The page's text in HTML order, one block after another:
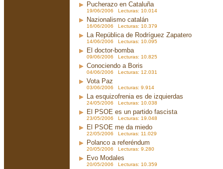
Pucherazo en Cataluña
19/06/2006 Lecturas: 10.014
Nazionalismo catalán
16/06/2006 Lecturas: 10.379
La República de Rodríguez Zapatero
14/06/2006 Lecturas: 10.095
El doctor-bomba
09/06/2006 Lecturas: 10.825
Conociendo a Boris
04/06/2006 Lecturas: 12.031
Vota Paz
03/06/2006 Lecturas: 9.914
La esquizofrenia es de izquierdas
24/05/2006 Lecturas: 10.038
El PSOE es un partido fascista
23/05/2006 Lecturas: 19.048
El PSOE me da miedo
22/05/2006 Lecturas: 11.029
Polanco a referéndum
20/05/2006 Lecturas: 9.280
Evo Modales
20/05/2006 Lecturas: 10.359